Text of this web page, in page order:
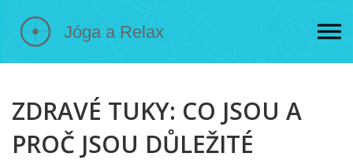
ZDRAVÉ TUKY: CO JSOU A
PROČ JSOU DŮLEŽITÉ